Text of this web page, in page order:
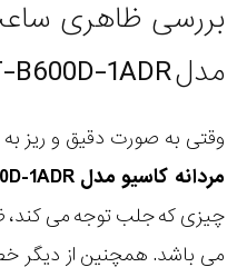
بررسی ظاهری
مدل GST-B600D-1ADR
وقتی به صورت دقیق و ریز
مردانه کاسیو مدل GST-B600D-1ADR
چیزی که جلب توجه می
می باشد. همچنین از دیگر